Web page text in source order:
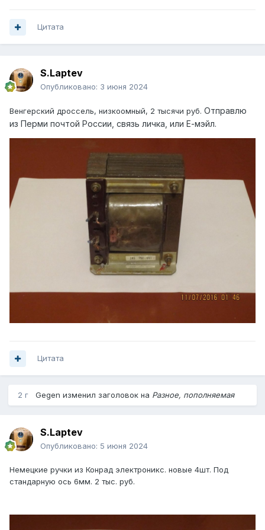
Цитата
S.Laptev
Опубликовано: 3 июня 2024
Венгерский дроссель, низкоомный, 2 тысячи руб. Отправлю
из Перми почтой России, связь личка, или Е-мэйл.
Цитата
2 г Gegen изменил заголовок на Разное, пополняемая
S.Laptev
Опубликовано: 5 июня 2024
Немецкие ручки из Конрад электроникс. новые 4шт. Под
стандарную ось 6мм. 2 тыс. руб.